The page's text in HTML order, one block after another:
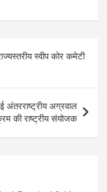
स्वीप कोर कमेटी
अंतरराष्ट्रीय अग्रवाल
की राष्ट्रीय संयोजक